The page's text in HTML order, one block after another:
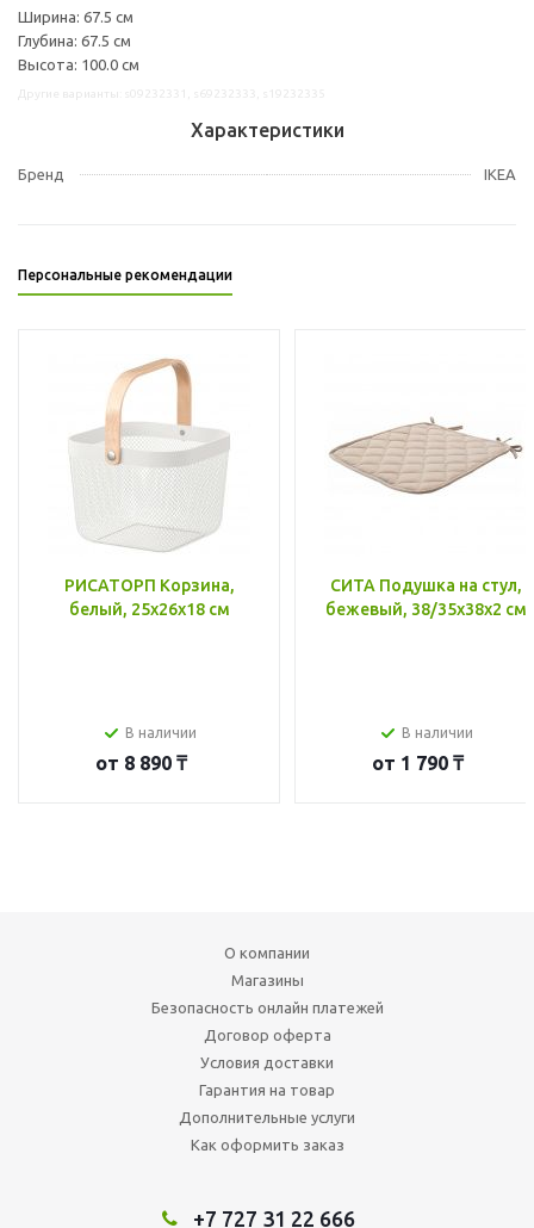
Ширина: 67.5 см
Глубина: 67.5 см
Высота: 100.0 см
Характеристики
Бренд IKEA
Персональные рекомендации
РИСАТОРП Корзина,
белый, 25x26x18 см
В наличии
от 8 890 ₸
СИТА Подушка на стул,
бежевый, 38/35x38x2 см
В наличии
от 1 790 ₸
О компании
Магазины
Безопасность онлайн платежей
Договор оферта
Условия доставки
Гарантия на товар
Дополнительные услуги
Как оформить заказ
+7 727 31 22 666